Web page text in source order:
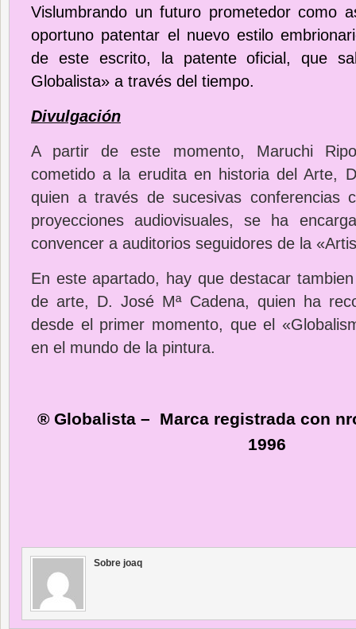
Vislumbrando un futuro prometedor como
oportuno patentar el nuevo estilo
de este escrito, la patente oficial, que
Globalista» a través del tiempo.
Divulgación
A partir de este momento, Maruchi
cometido a la erudita en historia del Arte,
quien a través de sucesivas conferencias
proyecciones audiovisuales, se ha
convencer a auditorios seguidores de la
En este apartado, hay que destacar
de arte, D. José Mª Cadena, quien ha
desde el primer momento, que el
en el mundo de la pintura.
® Globalista – Marca registrada con
1996
Sobre joaq